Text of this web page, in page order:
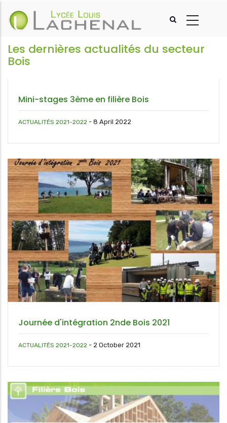
contenu
principal
Les dernières actualités du secteur
Bois
Mini-stages 3ème en filière Bois
ACTUALITÉS 2021-2022 - 8 April 2022
Journée d'intégration 2nde Bois 2021
ACTUALITÉS 2021-2022 - 2 October 2021